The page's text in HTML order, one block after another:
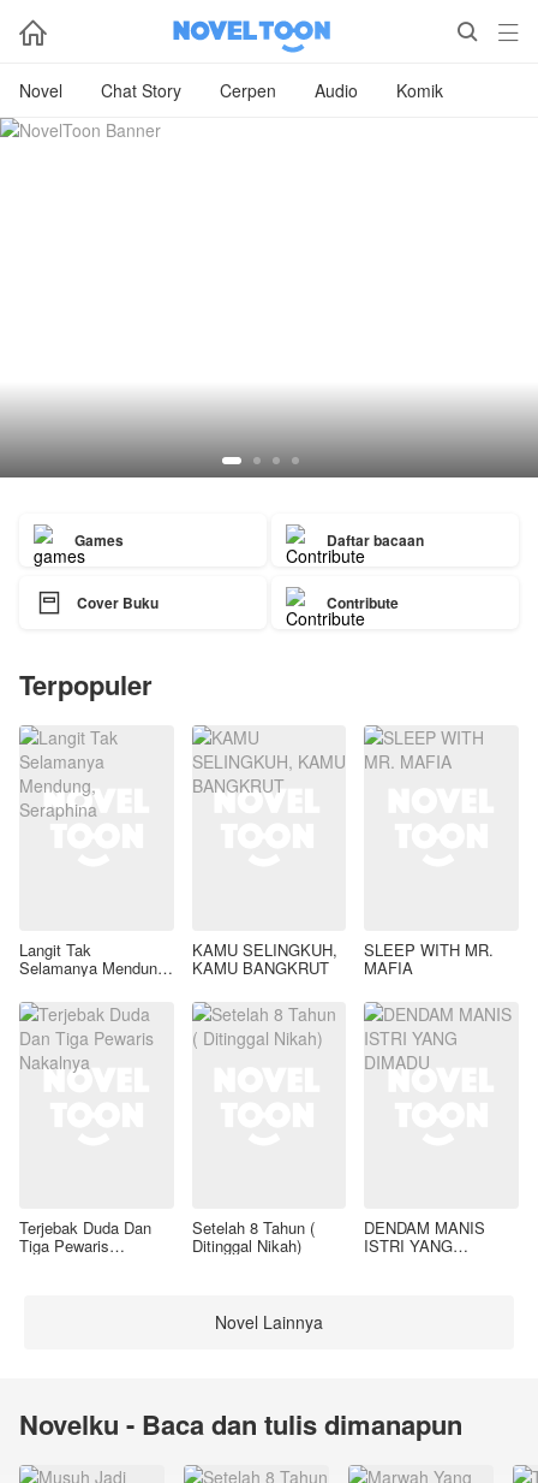
  
Novel Chat Story Cerpen Audio Komik
Games Daftar bacaan
 Cover Buku Contribute
Terpopuler
Langit Tak
Selamanya Mendung,
KAMU SELINGKUH,
KAMU BANGKRUT
SLEEP WITH MR.
MAFIA
Terjebak Duda Dan
Tiga Pewaris
Setelah 8 Tahun (
Ditinggal Nikah)
DENDAM MANIS
ISTRI YANG
Novel Lainnya
Novelku - Baca dan tulis dimanapun